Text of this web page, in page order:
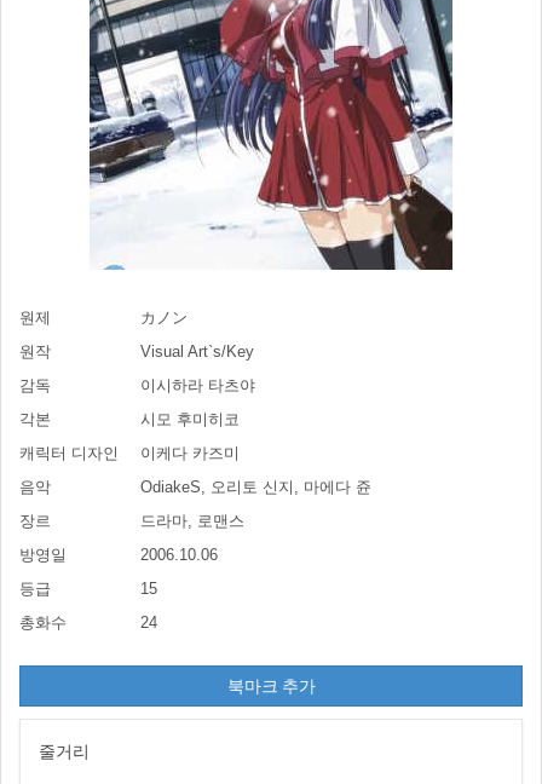
원제
カノン
원작
Visual Art`s/Key
감독
이시하라 타츠야
각본
시모 후미히코
캐릭터 디자인
이케다 카즈미
음악
OdiakeS, 오리토 신지, 마에다 쥰
장르
드라마, 로맨스
방영일
2006.10.06
등급
15
총화수
24
북마크 추가
줄거리